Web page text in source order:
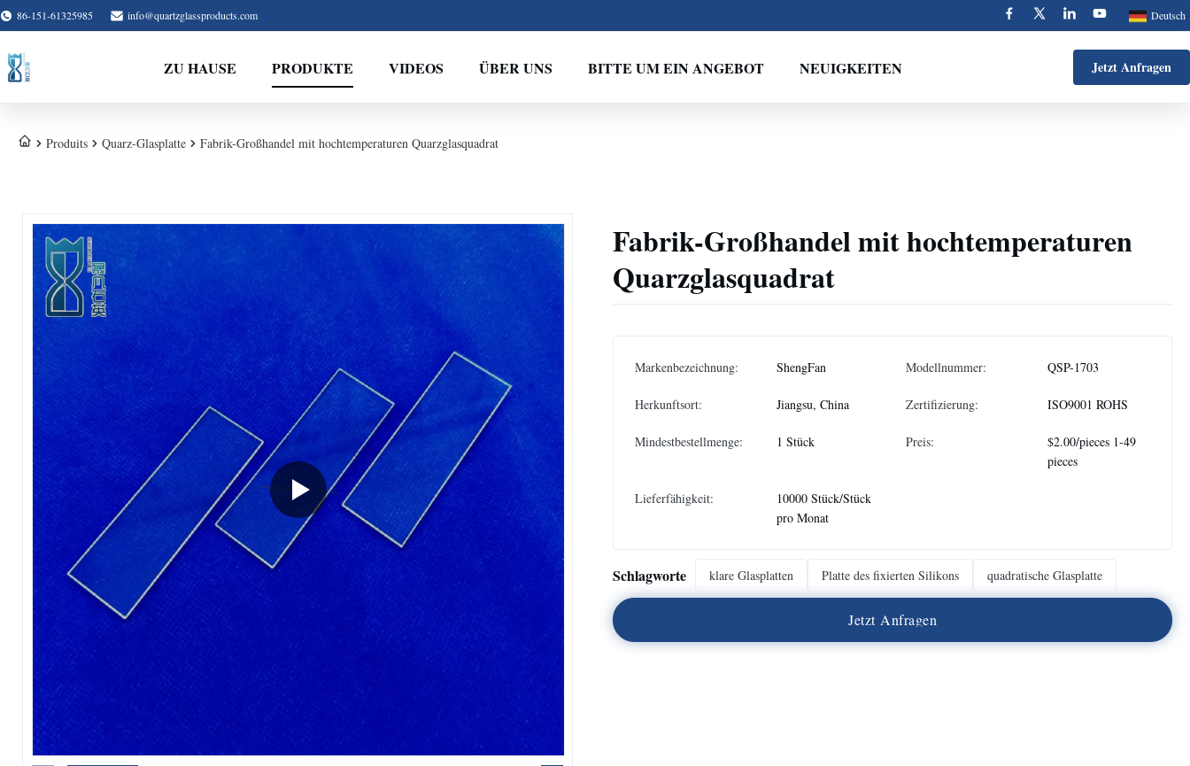
86-151-61325985 info@quartzglassproducts.com Deutsch
ZU HAUSE PRODUKTE VIDEOS ÜBER UNS BITTE UM EIN ANGEBOT NEUIGKEITEN Jetzt Anfragen
Produits Quarz-Glasplatte Fabrik-Großhandel mit hochtemperaturen Quarzglasquadrat
Fabrik-Großhandel mit hochtemperaturen
Quarzglasquadrat
Markenbezeichnung: ShengFan Modellnummer: QSP-1703
Herkunftsort: Jiangsu, China Zertifizierung: ISO9001 ROHS
Mindestbestellmenge: 1 Stück Preis:
$2.00/pieces 1-49
pieces
Lieferfähigkeit:
10000 Stück/Stück
pro Monat
Schlagworte klare Glasplatten Platte des fixierten Silikons quadratische Glasplatte
Jetzt Anfragen